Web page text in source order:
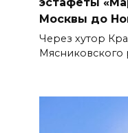
Москвы до
Через хутор